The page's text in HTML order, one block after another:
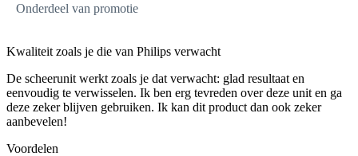
Onderdeel van promotie
Kwaliteit zoals je die van Philips verwacht
De scheerunit werkt zoals je dat verwacht: glad resultaat en
eenvoudig te verwisselen. Ik ben erg tevreden over deze unit en ga
deze zeker blijven gebruiken. Ik kan dit product dan ook zeker
aanbevelen!
Voordelen